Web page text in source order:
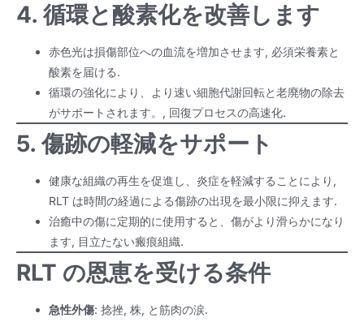
4. 循環と酸素化を改善します
赤色光は損傷部位への血流を増加させます, 必須栄養素と
酸素を届ける.
循環の強化により、より速い細胞代謝回転と老廃物の除去
がサポートされます。, 回復プロセスの高速化.
5. 傷跡の軽減をサポート
健康な組織の再生を促進し、炎症を軽減することにより,
RLT は時間の経過による傷跡の出現を最小限に抑えます.
治癒中の傷に定期的に使用すると、傷がより滑らかになり
ます, 目立たない瘢痕組織.
RLT の恩恵を受ける条件
急性外傷: 捻挫, 株, と筋肉の涙.